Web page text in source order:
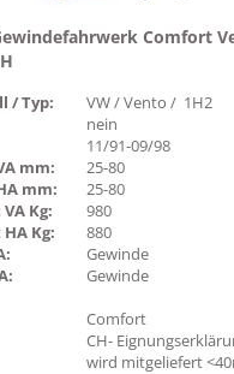
Comfort
/ Typ:
VW / Vento / 1H2
nein
11/91-09/98
mm:
25-80
mm:
25-80
Kg:
980
Kg:
880
Gewinde
Gewinde
Comfort
CH-
wird mitgeliefert